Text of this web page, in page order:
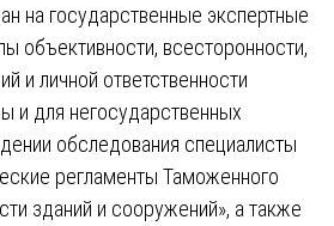
на государственные экспертные
объективности, всесторонности,
и личной ответственности
и для негосударственных
обследования специалисты
регламенты Таможенного
зданий и сооружений», а также